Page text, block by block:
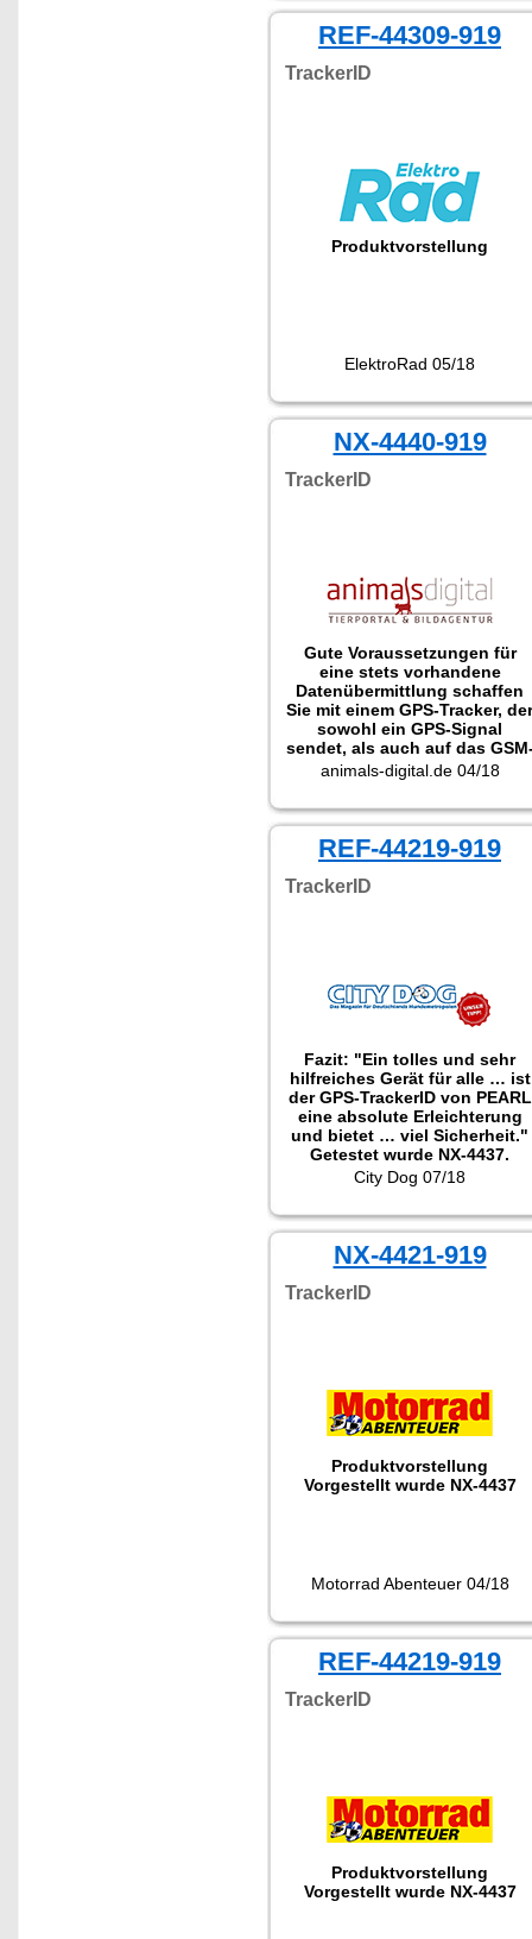
REF-44309-919
TrackerID
Produktvorstellung
ElektroRad 05/18
NX-4440-919
TrackerID
Gute Voraussetzungen für
eine stets vorhandene
Datenübermittlung schaffen
Sie mit einem GPS-Tracker, der
sowohl ein GPS-Signal
sendet, als auch auf das
Handynetz zugreifen kann.
Beste Voraussetzungen bietet
zum Beispiel TrackerID.
animals-digital.de 04/18
REF-44219-919
TrackerID
Fazit: "Ein tolles und sehr
hilfreiches Gerät für alle … ist
der GPS-TrackerID von PEARL
eine absolute Erleichterung
und bietet … viel Sicherheit."
Getestet wurde NX-4437.
City Dog 07/18
NX-4421-919
TrackerID
Produktvorstellung
Vorgestellt wurde NX-4437
Motorrad Abenteuer 04/18
REF-44219-919
TrackerID
Produktvorstellung
Vorgestellt wurde NX-4437